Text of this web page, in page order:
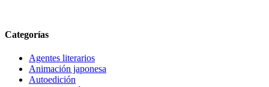
Categorías
Agentes literarios
Animación japonesa
Autoedición